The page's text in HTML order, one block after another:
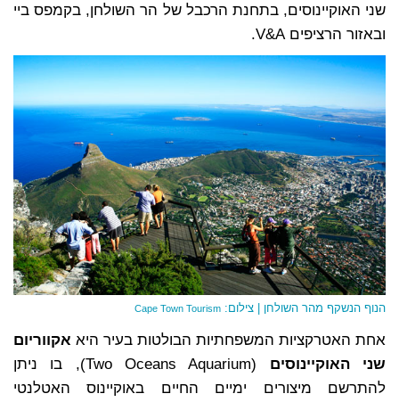
שני האוקיינוסים, בתחנת הרכבל של הר השולחן, בקמפס ביי
ובאזור הרציפים V&A.
הנוף הנשקף מהר השולחן | צילום: Cape Town Tourism
אחת האטרקציות המשפחתיות הבולטות בעיר היא אקווריום
שני האוקיינוסים
(Two Oceans Aquarium), בו ניתן
להתרשם מיצורים ימיים החיים באוקיינוס האטלנטי